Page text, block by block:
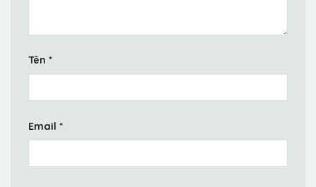
Tên *
Email *